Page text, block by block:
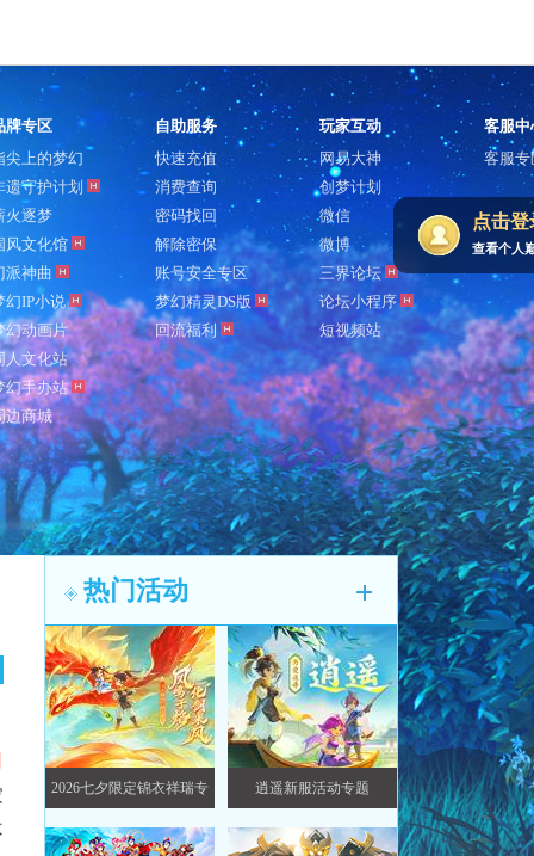
牌专区 自助服务 玩家互动
客服中
尖上的梦幻
遗守护计划
火逐梦
风文化馆
派神曲
幻IP小说
幻动画片
人文化站
幻手办站
边商城
快速充值
消费查询
密码找回
解除密保
账号安全专区
梦幻精灵DS版
回流福利
网易大神
创梦计划
微信
微博
三界论坛
论坛小程序
短视频站
客服专
点击登
查看个人
热门活动
2026七夕限定锦衣祥瑞专
题
逍遥新服活动专题